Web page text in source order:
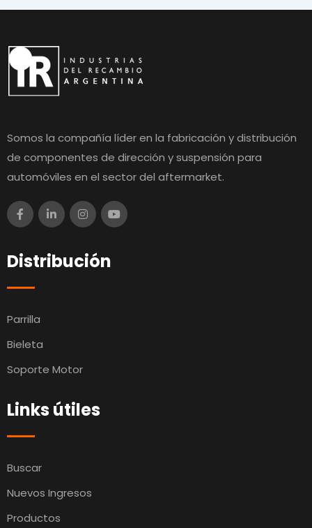
Somos la compañía líder en la fabricación y distribución
de componentes de dirección y suspensión para
automóviles en el sector del aftermarket.
Distribución
Parrilla
Bieleta
Soporte Motor
Links útiles
Buscar
Nuevos Ingresos
Productos